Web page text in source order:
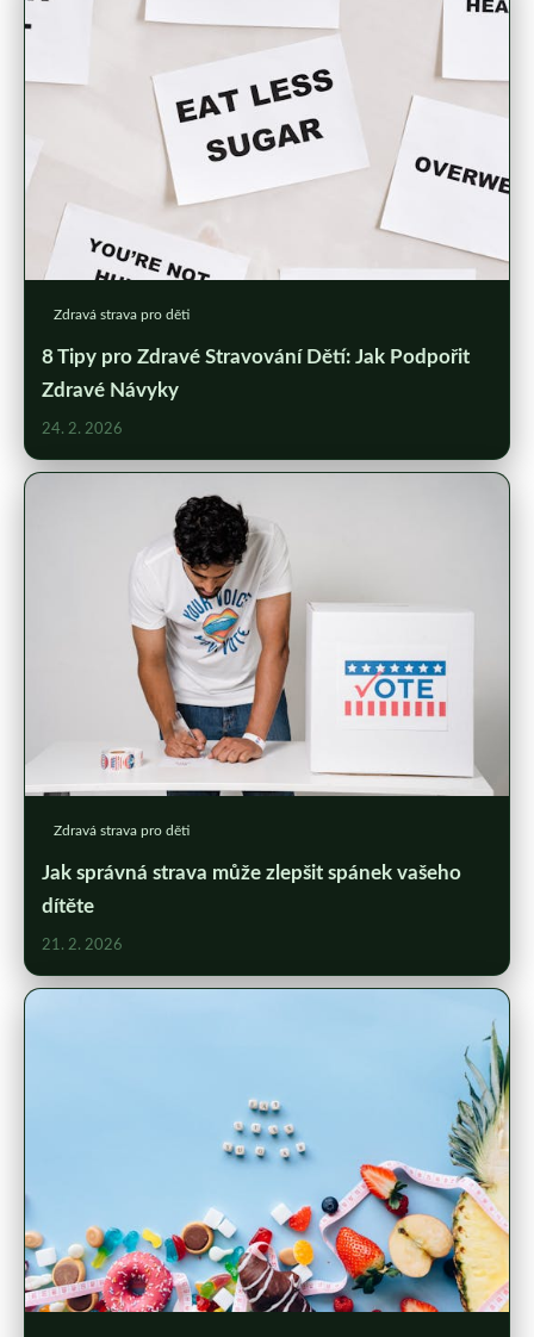
Zdravá strava pro děti
8 Tipy pro Zdravé Stravování Dětí: Jak Podpořit
Zdravé Návyky
24. 2. 2026
Zdravá strava pro děti
Jak správná strava může zlepšit spánek vašeho
dítěte
21. 2. 2026